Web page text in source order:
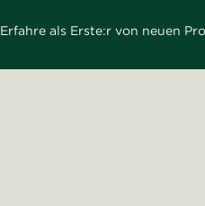
Erfahre als Erste:r von neuen